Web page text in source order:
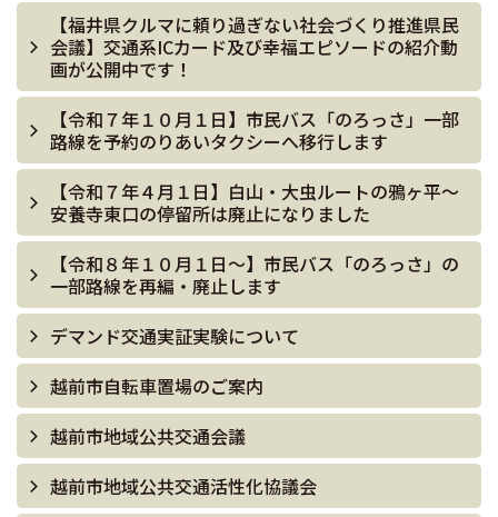
【福井県クルマに頼り過ぎない社会づくり推進県民
会議】交通系ICカード及び幸福エピソードの紹介動
画が公開中です！
【令和７年１０月１日】市民バス「のろっさ」一部
路線を予約のりあいタクシーへ移行します
【令和７年４月１日】白山・大虫ルートの鴉ヶ平～
安養寺東口の停留所は廃止になりました
【令和８年１０月１日～】市民バス「のろっさ」の
一部路線を再編・廃止します
デマンド交通実証実験について
越前市自転車置場のご案内
越前市地域公共交通会議
越前市地域公共交通活性化協議会